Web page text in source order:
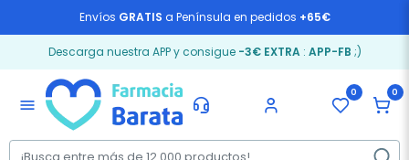
Envíos GRATIS a Península en pedidos +65€
Descarga nuestra APP y consigue -3€ EXTRA: APP-FB ;)
menu
0 0